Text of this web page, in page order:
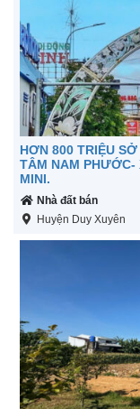
HƠN 800 TRIỆU
TÂM NAM PHƯỚC-
MINI.
Nhà đất bán
Huyện Duy Xuyên